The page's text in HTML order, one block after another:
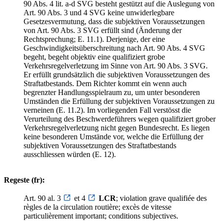
90 Abs. 4 lit. a-d SVG besteht gestützt auf die Auslegung von
Art. 90 Abs. 3 und 4 SVG keine unwiderlegbare
Gesetzesvermutung, dass die subjektiven Voraussetzungen
von Art. 90 Abs. 3 SVG erfüllt sind (Änderung der
Rechtsprechung; E. 11.1). Derjenige, der eine
Geschwindigkeitsüberschreitung nach Art. 90 Abs. 4 SVG
begeht, begeht objektiv eine qualifiziert grobe
Verkehrsregelverletzung im Sinne von Art. 90 Abs. 3 SVG.
Er erfüllt grundsätzlich die subjektiven Voraussetzungen des
Straftatbestands. Dem Richter kommt ein wenn auch
begrenzter Handlungsspielraum zu, um unter besonderen
Umständen die Erfüllung der subjektiven Voraussetzungen zu
verneinen (E. 11.2). Im vorliegenden Fall verstösst die
Verurteilung des Beschwerdeführers wegen qualifiziert grober
Verkehrsregelverletzung nicht gegen Bundesrecht. Es liegen
keine besonderen Umstände vor, welche die Erfüllung der
subjektiven Voraussetzungen des Straftatbestands
ausschliessen würden (E. 12).
Regeste (fr):
Art. 90 al. 3 et 4 LCR; violation grave qualifiée des
règles de la circulation routière; excès de vitesse
particulièrement important; conditions subjectives.